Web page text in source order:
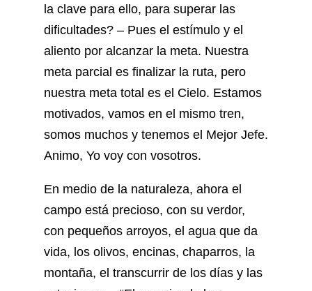
la clave para ello, para superar las
dificultades? – Pues el estímulo y el
aliento por alcanzar la meta. Nuestra
meta parcial es finalizar la ruta, pero
nuestra meta total es el Cielo. Estamos
motivados, vamos en el mismo tren,
somos muchos y tenemos el Mejor Jefe.
Animo, Yo voy con vosotros.
En medio de la naturaleza, ahora el
campo está precioso, con su verdor,
con pequeños arroyos, el agua que da
vida, los olivos, encinas, chaparros, la
montaña, el transcurrir de los días y las